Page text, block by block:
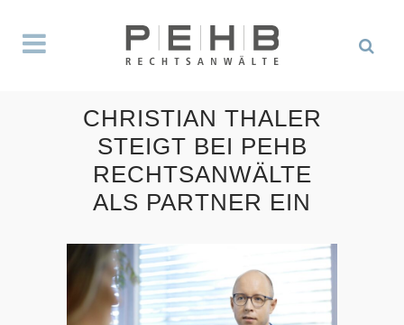
CHRISTIAN THALER
STEIGT BEI PEHB
RECHTSANWÄLTE
ALS PARTNER EIN